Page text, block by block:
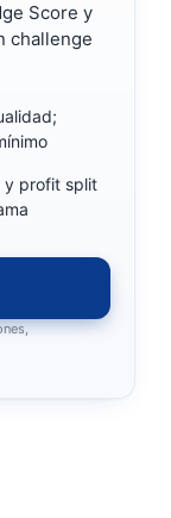
Score y
challenge
y profit split